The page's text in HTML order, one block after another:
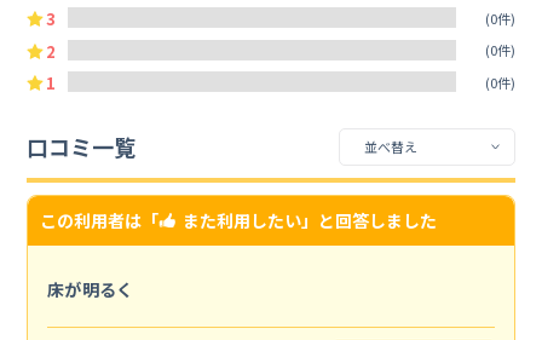
3 (0件)
2 (0件)
1 (0件)
口コミ一覧
この利用者は「 また利用したい」と回答しました
床が明るく